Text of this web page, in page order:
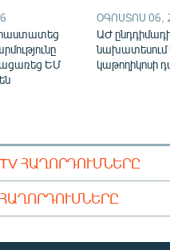
ԵՄ
ՕԳՈՍՏՈՍ 06,
ԱԺ
նախատեսում
կաթողիկոսի
ՀԱՂՈՐԴՈՒՄՆԵՐԸ